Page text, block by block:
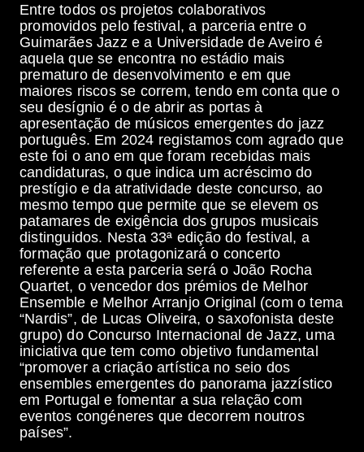
Entre todos os projetos colaborativos
promovidos pelo festival, a parceria entre o
Guimarães Jazz e a Universidade de Aveiro é
aquela que se encontra no estádio mais
prematuro de desenvolvimento e em que
maiores riscos se correm, tendo em conta que o
seu desígnio é o de abrir as portas à
apresentação de músicos emergentes do jazz
português. Em 2024 registamos com agrado que
este foi o ano em que foram recebidas mais
candidaturas, o que indica um acréscimo do
prestígio e da atratividade deste concurso, ao
mesmo tempo que permite que se elevem os
patamares de exigência dos grupos musicais
distinguidos. Nesta 33ª edição do festival, a
formação que protagonizará o concerto
referente a esta parceria será o João Rocha
Quartet, o vencedor dos prémios de Melhor
Ensemble e Melhor Arranjo Original (com o tema
“Nardis”, de Lucas Oliveira, o saxofonista deste
grupo) do Concurso Internacional de Jazz, uma
iniciativa que tem como objetivo fundamental
“promover a criação artística no seio dos
ensembles emergentes do panorama jazzístico
em Portugal e fomentar a sua relação com
eventos congéneres que decorrem noutros
países”.